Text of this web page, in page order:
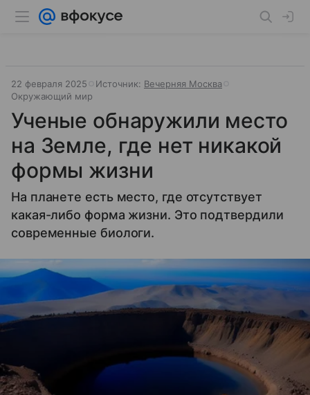
22 февраля 2025 Источник: Вечерняя Москва
Окружающий мир
Ученые обнаружили место
на Земле, где нет никакой
формы жизни
На планете есть место, где отсутствует
какая-либо форма жизни. Это подтвердили
современные биологи.